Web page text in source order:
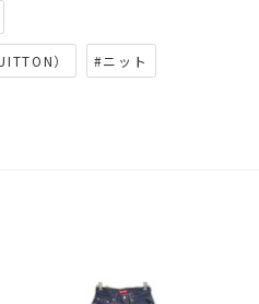
） #ニット